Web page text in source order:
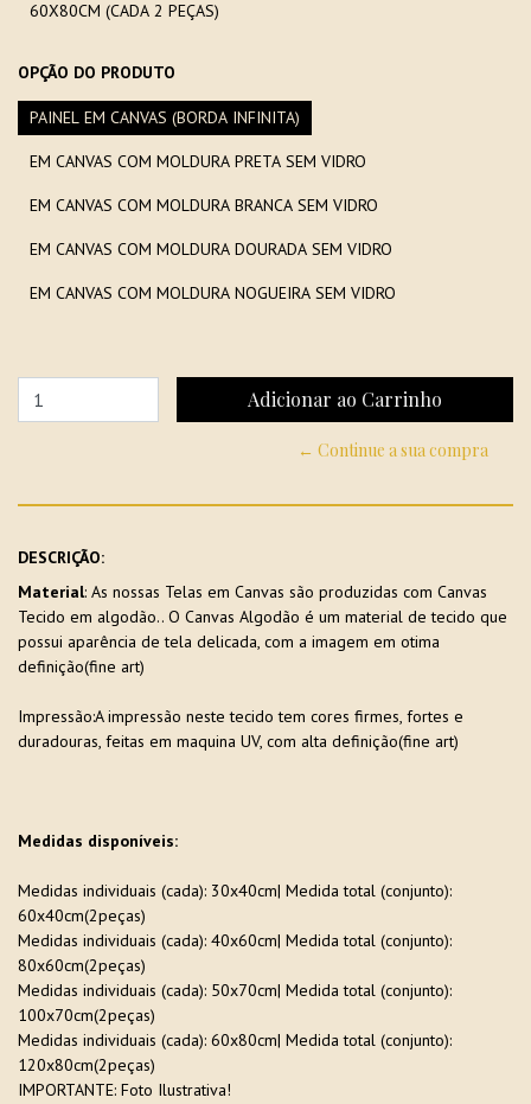
60X80CM (CADA 2 PEÇAS)
OPÇÃO DO PRODUTO
PAINEL EM CANVAS (BORDA INFINITA)
EM CANVAS COM MOLDURA PRETA SEM VIDRO
EM CANVAS COM MOLDURA BRANCA SEM VIDRO
EM CANVAS COM MOLDURA DOURADA SEM VIDRO
EM CANVAS COM MOLDURA NOGUEIRA SEM VIDRO
← Continue a sua compra
DESCRIÇÃO:
Material: As nossas Telas em Canvas são produzidas com Canvas
Tecido em algodão.. O Canvas Algodão é um material de tecido que
possui aparência de tela delicada, com a imagem em otima
definição(fine art)
Impressão:A impressão neste tecido tem cores firmes, fortes e
duradouras, feitas em maquina UV, com alta definição(fine art)
Medidas disponíveis:
Medidas individuais (cada): 30x40cm| Medida total (conjunto):
60x40cm(2peças)
Medidas individuais (cada): 40x60cm| Medida total (conjunto):
80x60cm(2peças)
Medidas individuais (cada): 50x70cm| Medida total (conjunto):
100x70cm(2peças)
Medidas individuais (cada): 60x80cm| Medida total (conjunto):
120x80cm(2peças)
IMPORTANTE: Foto Ilustrativa!